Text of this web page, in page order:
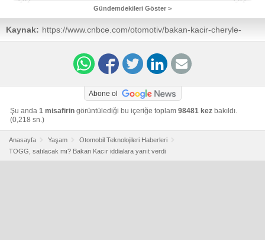
Gündemdekileri Göster >
Kaynak: https://www.cnbce.com/otomotiv/bakan-kacir-cheryle-
son-fasildayiz-yeni-yatirimlar-ithalat-dalgasini-onleyecek-
Abone ol
Şu anda 1 misafirin görüntülediği bu içeriğe toplam 98481 kez bakıldı.
(0,218 sn.)
Anasayfa Yaşam
Otomobil Teknolojileri Haberleri
TOGG, satılacak mı? Bakan Kacır iddialara yanıt verdi